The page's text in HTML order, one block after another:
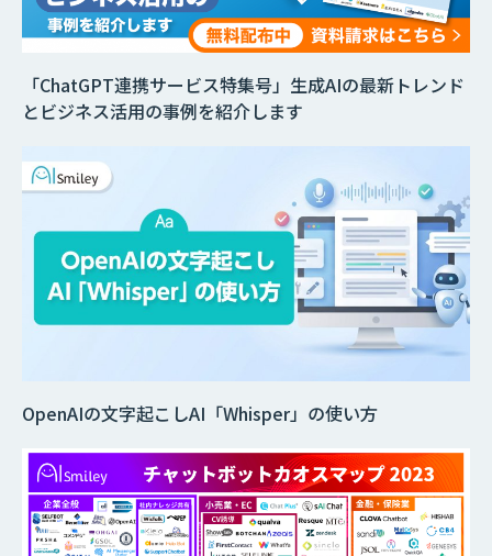
OpenAIの文字起こしAI「Whisper」の使い方
「ChatGPT連携サービス特集号」生成AIの最新トレンド
とビジネス活用の事例を紹介します